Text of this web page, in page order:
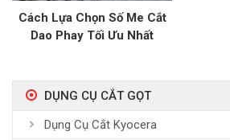
Cách Lựa Chọn Số Me Cắt
Dao Phay Tối Ưu Nhất
DỤNG CỤ CẮT GỌT
Dụng Cụ Cắt Kyocera